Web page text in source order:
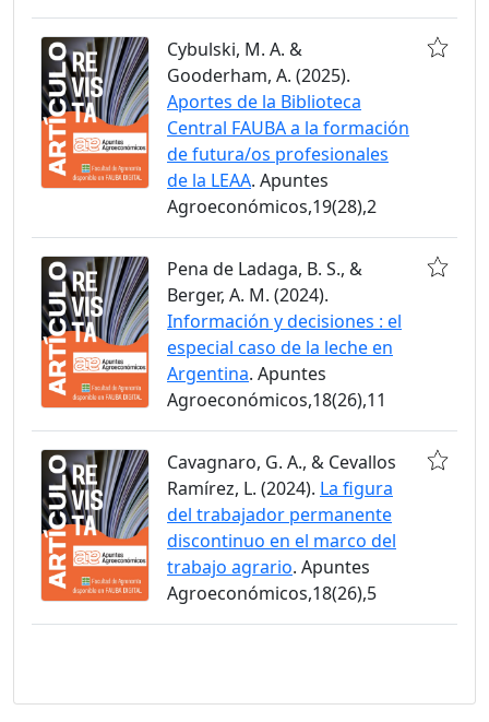
Cybulski, M. A. &
Gooderham, A. (2025).
Aportes de la Biblioteca
Central FAUBA a la formación
de futura/os profesionales
de la LEAA. Apuntes
Agroeconómicos,19(28),2
Pena de Ladaga, B. S., &
Berger, A. M. (2024).
Información y decisiones : el
especial caso de la leche en
Argentina. Apuntes
Agroeconómicos,18(26),11
Cavagnaro, G. A., & Cevallos
Ramírez, L. (2024). La figura
del trabajador permanente
discontinuo en el marco del
trabajo agrario. Apuntes
Agroeconómicos,18(26),5